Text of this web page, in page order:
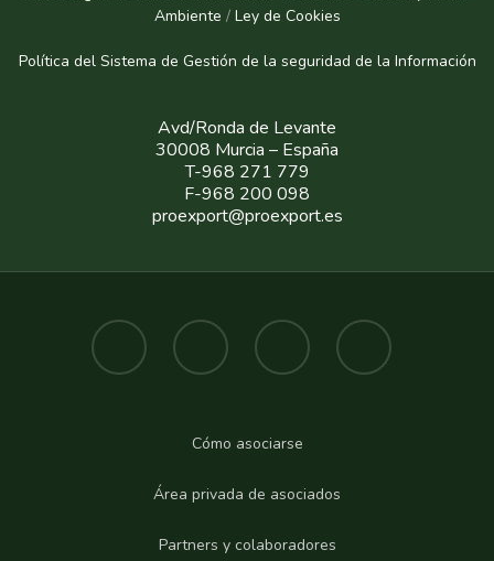
Ambiente / Ley de Cookies
Política del Sistema de Gestión de la seguridad de la Información
Avd/Ronda de Levante
30008 Murcia – España
T-968 271 779
F-968 200 098
proexport@proexport.es
Cómo asociarse
Área privada de asociados
Partners y colaboradores